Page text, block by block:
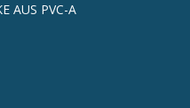
AUS PVC-A